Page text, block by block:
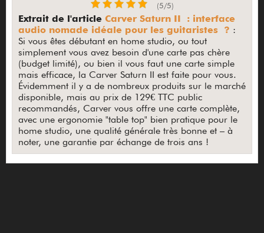
(5/5)
Extrait de l'article Carver Saturn II : interface
audio nomade idéale pour les guitaristes ? :
Si vous êtes débutant en home studio, ou tout
simplement vous avez besoin d'une carte pas chère
(budget limité), ou bien il vous faut une carte simple
mais efficace, la Carver Saturn II est faite pour vous.
Évidemment il y a de nombreux produits sur le marché
disponible, mais au prix de 129€ TTC public
recommandés, Carver vous offre une carte complète,
avec une ergonomie "table top" bien pratique pour le
home studio, une qualité générale très bonne et – à
noter, une garantie par échange de trois ans !